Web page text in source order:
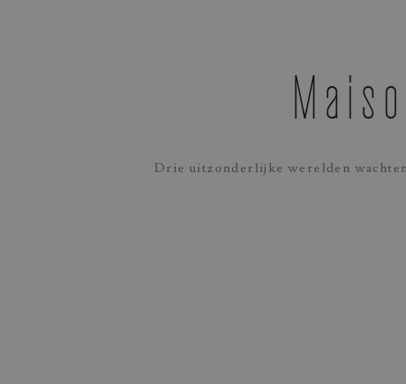
Drie uitzonderlijke werelden